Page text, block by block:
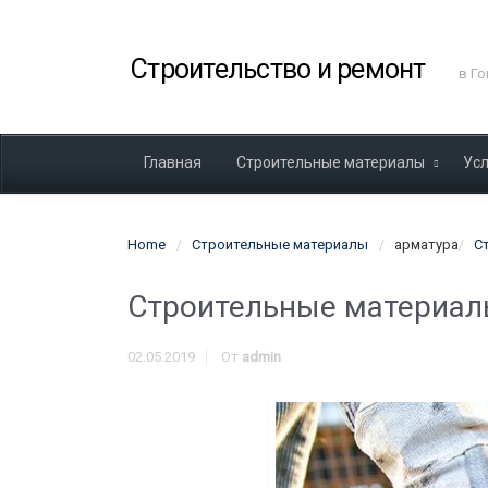
Строительство и ремонт в
Главная Строительные материалы
Home Строительные материалы арматура
Строительные
02.05.2019 От admin